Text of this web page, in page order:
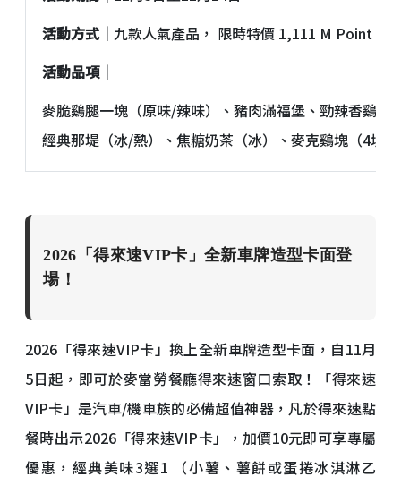
活動方式｜ 九款人氣產品， 限時特價 1,111 M Point 即
活動品項｜
麥脆鷄腿一塊（原味/辣味）、豬肉滿福堡、勁辣香鷄
經典那堤（冰/熱）、焦糖奶茶（冰）、麥克鷄塊（4塊
2026「得來速VIP卡」全新車牌造型卡面登
場！
2026「得來速VIP卡」換上全新車牌造型卡面，自11月
5日起，即可於麥當勞餐廳得來速窗口索取！「得來速
VIP卡」是汽車/機車族的必備超值神器，凡於得來速點
餐時出示2026「得來速VIP卡」，加價10元即可享專屬
優惠，經典美味3選1 （小薯、薯餅或蛋捲冰淇淋乙